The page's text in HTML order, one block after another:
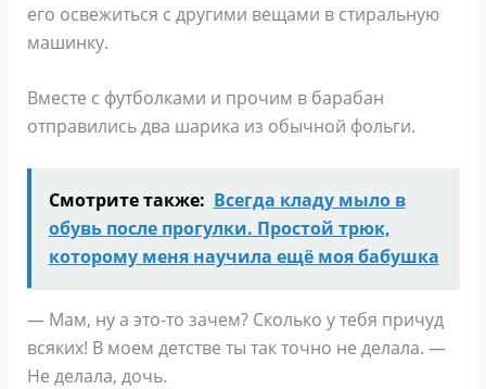
его освежиться с другими вещами в стиральную
машинку.
Вместе с футболками и прочим в барабан
отправились два шарика из обычной фольги.
Смотрите также: Всегда кладу мыло в
обувь после прогулки. Простой трюк,
которому меня научила ещё моя бабушка
— Мам, ну а это-то зачем? Сколько у тебя причуд
всяких! В моем детстве ты так точно не делала. —
Не делала, дочь.